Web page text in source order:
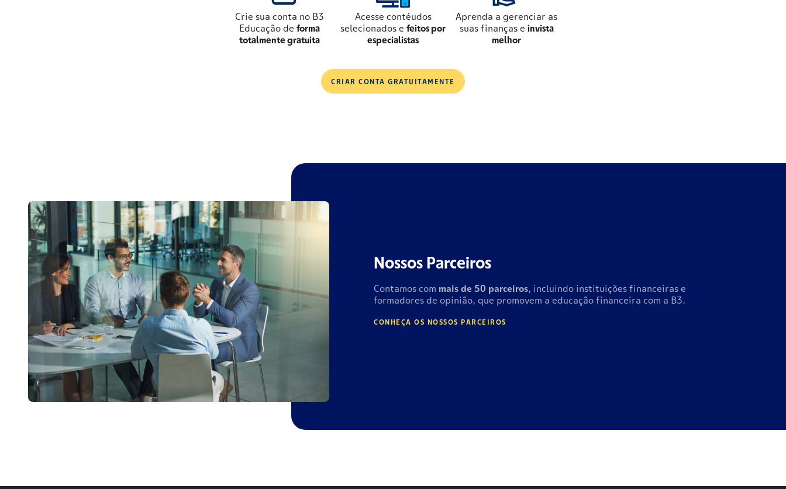
Crie sua conta no B3
Educação de forma
totalmente gratuita
Acesse contéudos
selecionados e feitos por
especialistas
Aprenda a gerenciar as
suas finanças e invista
melhor
CRIAR CONTA GRATUITAMENTE
Nossos Parceiros
Contamos com mais de 50 parceiros, incluindo instituições financeiras e
formadores de opinião, que promovem a educação financeira com a B3.
CONHEÇA OS NOSSOS PARCEIROS